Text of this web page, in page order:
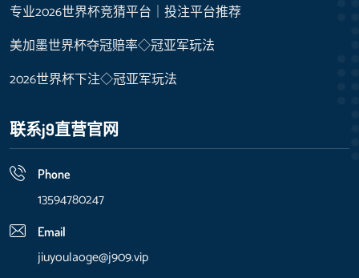
专业2026世界杯竞猜平台｜投注平台推荐
美加墨世界杯夺冠赔率◇冠亚军玩法
2026世界杯下注◇冠亚军玩法
联系j9直营官网
Phone
13594780247
Email
jiuyoulaoge@j909.vip